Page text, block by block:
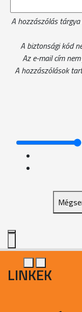
A hozzászólás
A biztonsági kód
Az e-mail cím
A hozzászólások
LINKEK